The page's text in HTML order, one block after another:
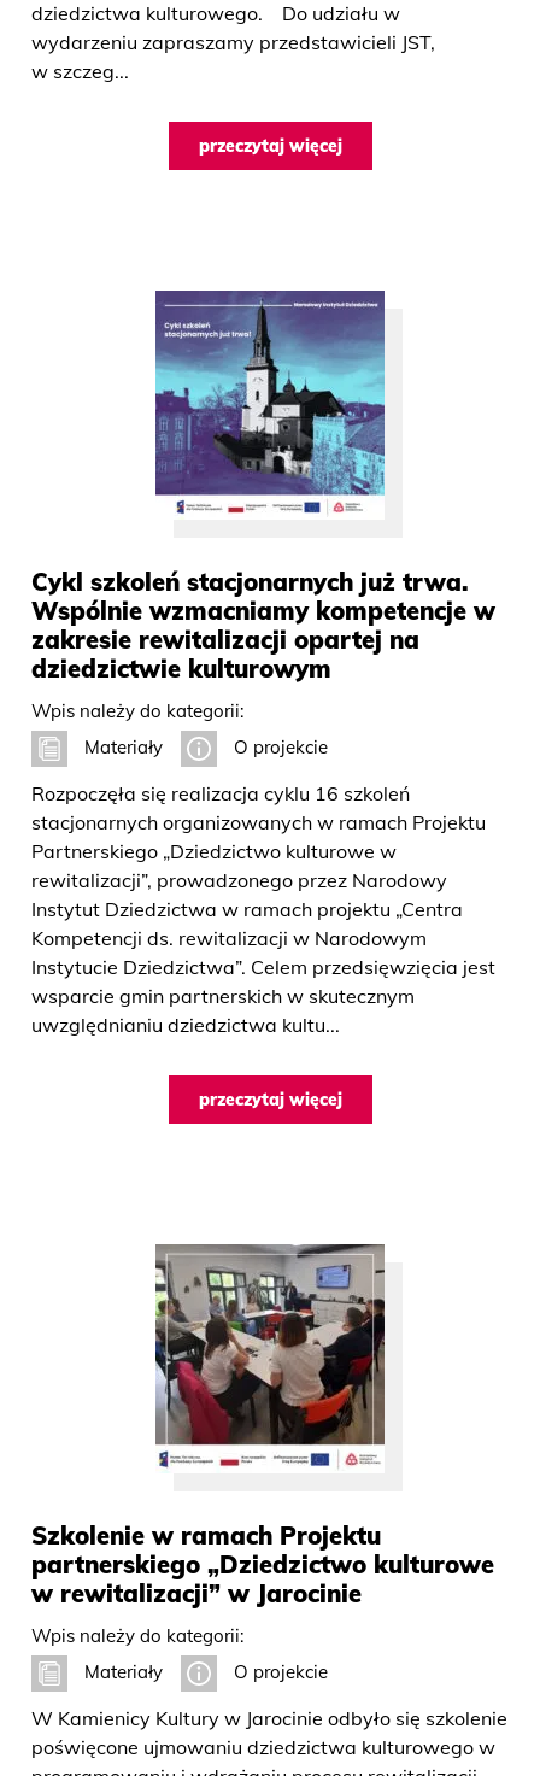
dziedzictwa kulturowego. Do udziału w
wydarzeniu zapraszamy przedstawicieli JST,
w szczeg...
przeczytaj więcej
Cykl szkoleń stacjonarnych już trwa.
Wspólnie wzmacniamy kompetencje w
zakresie rewitalizacji opartej na
dziedzictwie kulturowym
Wpis należy do kategorii:
Materiały
O projekcie
Rozpoczęła się realizacja cyklu 16 szkoleń
stacjonarnych organizowanych w ramach Projektu
Partnerskiego „Dziedzictwo kulturowe w
rewitalizacji”, prowadzonego przez Narodowy
Instytut Dziedzictwa w ramach projektu „Centra
Kompetencji ds. rewitalizacji w Narodowym
Instytucie Dziedzictwa”. Celem przedsięwzięcia jest
wsparcie gmin partnerskich w skutecznym
uwzględnianiu dziedzictwa kultu...
przeczytaj więcej
Szkolenie w ramach Projektu
partnerskiego „Dziedzictwo kulturowe
w rewitalizacji” w Jarocinie
Wpis należy do kategorii:
Materiały
O projekcie
W Kamienicy Kultury w Jarocinie odbyło się szkolenie
poświęcone ujmowaniu dziedzictwa kulturowego w